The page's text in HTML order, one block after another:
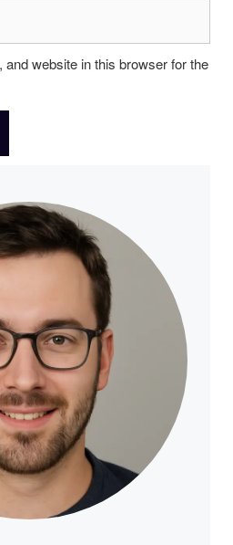
website in this browser for the